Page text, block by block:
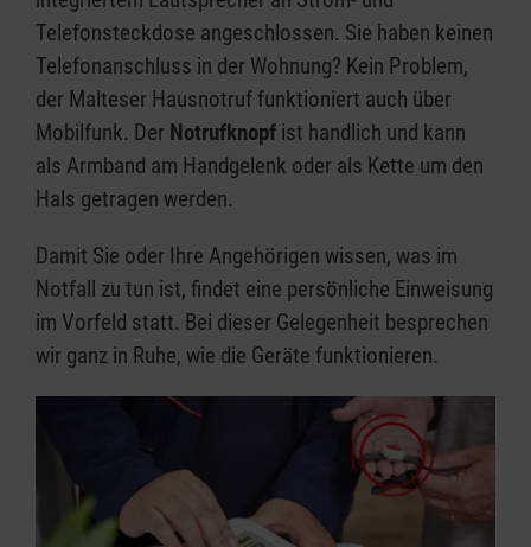
Telefonsteckdose angeschlossen. Sie haben keinen
Telefonanschluss in der Wohnung? Kein Problem,
der Malteser Hausnotruf funktioniert auch über
Mobilfunk. Der Notrufknopf ist handlich und kann
als Armband am Handgelenk oder als Kette um den
Hals getragen werden.
Damit Sie oder Ihre Angehörigen wissen, was im
Notfall zu tun ist, findet eine persönliche Einweisung
im Vorfeld statt. Bei dieser Gelegenheit besprechen
wir ganz in Ruhe, wie die Geräte funktionieren.